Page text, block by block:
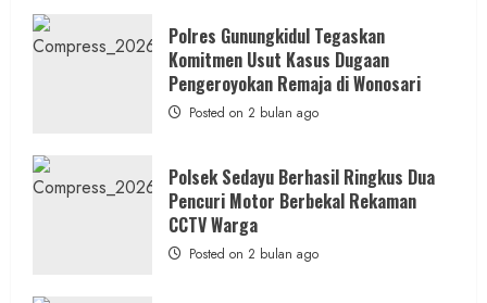
Dugaan
Pelecehan
Seksual:
Polda
Terbitkan
Gunungkidul
Polres Gunungkidul Tegaskan
Komitmen Usut Kasus Dugaan
Pengeroyokan Remaja di Wonosari
Posted on 2 bulan ago
Polsek Sedayu Berhasil Ringkus Dua
Pencuri Motor Berbekal Rekaman
CCTV Warga
Posted on 2 bulan ago